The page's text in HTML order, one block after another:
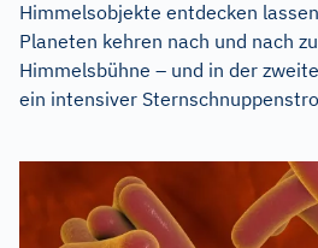
Himmelsobjekte entdecken
Planeten kehren nach und nach
Himmelsbühne – und in der
ein intensiver